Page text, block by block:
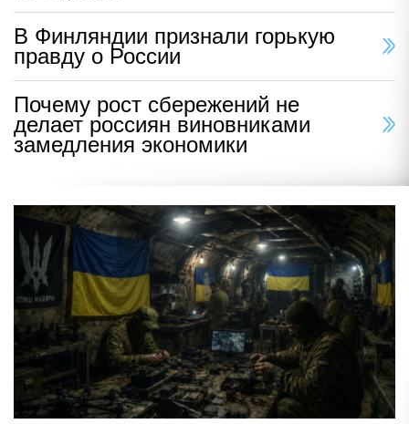
В Финляндии признали горькую
правду о России
Почему рост сбережений не
делает россиян виновниками
замедления экономики